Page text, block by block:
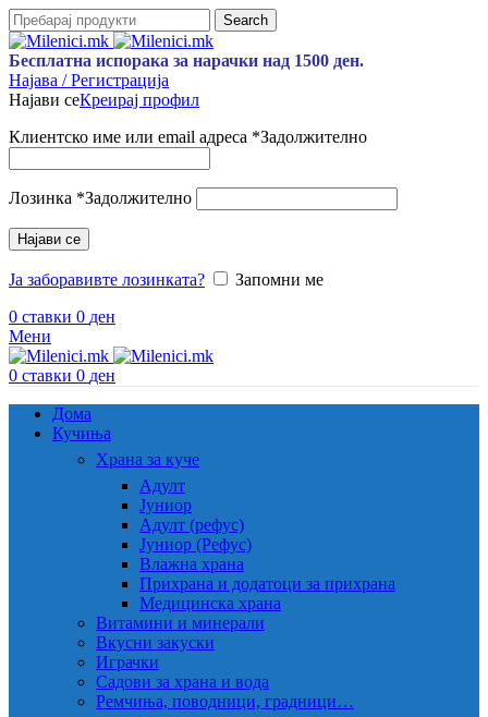
Search
Бесплатна испорака за нарачки над 1500 ден.
Најава / Регистрација
Најави сеКреирај профил
Клиентско име или email адреса *Задолжително
Лозинка *Задолжително
Најави се
Ја заборавивте лозинката?
Запомни ме
0 ставки 0 ден
Мени
0 ставки 0 ден
Дома
Кучиња
Храна за куче
Адулт
Јуниор
Адулт (рефус)
Јуниор (Рефус)
Влажна храна
Прихрана и додатоци за прихрана
Медицинска храна
Витамини и минерали
Вкусни закуски
Играчки
Садови за храна и вода
Ремчиња, поводници, градници…